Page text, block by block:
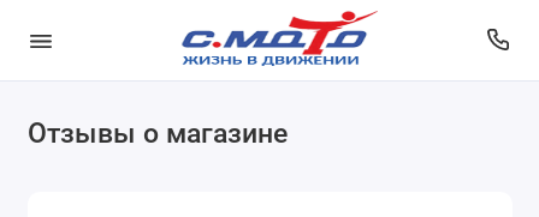
Отзывы о магазине